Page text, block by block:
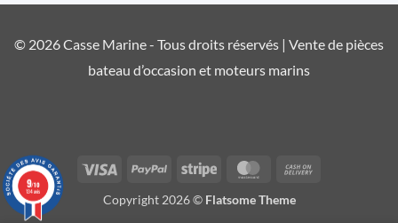
© 2026 Casse Marine - Tous droits réservés | Vente de pièces
bateau d’occasion et moteurs marins
Visa PayPal Stripe MasterCard
Copyright 2026 © Flatsome Theme
9/10
134 avis